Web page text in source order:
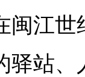
闽江
驿站